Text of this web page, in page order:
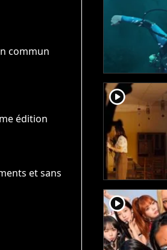
commun
édition
et sans
player2
player2